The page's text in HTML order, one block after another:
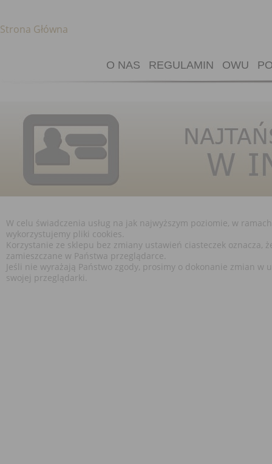
Strona Główna
O NAS REGULAMIN OWU
W celu świadczenia usług na jak najwyższym poziomie, w
wykorzystujemy pliki cookies.
Korzystanie ze sklepu bez zmiany ustawień ciasteczek oznacza,
zamieszczane w Państwa przeglądarce.
Jeśli nie wyrażają Państwo zgody, prosimy o dokonanie zmian w
swojej przeglądarki.